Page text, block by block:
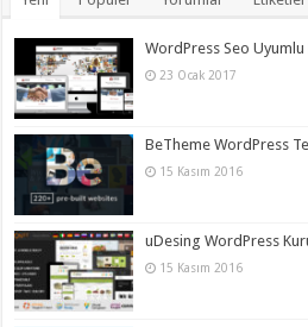
WordPress Seo Uyumlu
23 Ocak 2017
BeTheme WordPress
15 Kasım 2016
uDesing WordPress
15 Kasım 2016